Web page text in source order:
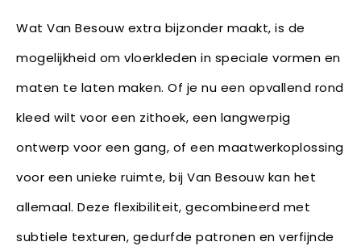
Wat Van Besouw extra bijzonder maakt, is de
mogelijkheid om vloerkleden in speciale vormen en
maten te laten maken. Of je nu een opvallend rond
kleed wilt voor een zithoek, een langwerpig
ontwerp voor een gang, of een maatwerkoplossing
voor een unieke ruimte, bij Van Besouw kan het
allemaal. Deze flexibiliteit, gecombineerd met
subtiele texturen, gedurfde patronen en verfijnde